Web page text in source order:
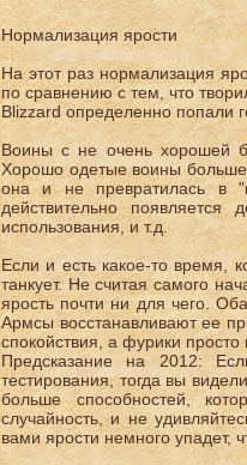
Нормализация ярости
На этот раз нормализация
по сравнению с тем, что
Blizzard определенно попали
Воины с не очень хорошей
Хорошо одетые воины
она и не превратилась в
действительно
использования, и т.д.
Если и есть какое-то время,
танкует. Не считая самого
ярость почти ни для чего.
Армсы восстанавливают ее
спокойствия, а фурики
Предсказание на 2012:
тестирования, тогда вы
больше способностей,
случайность, и не
вами ярости немного упадет,